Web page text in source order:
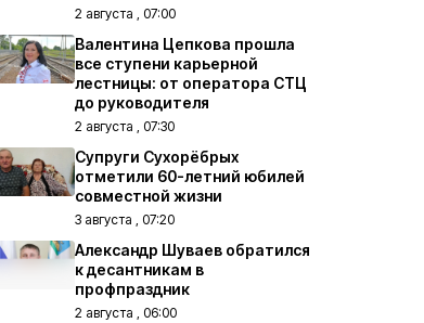
2 августа , 07:00
Валентина Цепкова прошла
все ступени карьерной
лестницы: от оператора СТЦ
до руководителя
2 августа , 07:30
Супруги Сухорёбрых
отметили 60-летний юбилей
совместной жизни
3 августа , 07:20
Александр Шуваев обратился
к десантникам в
профпраздник
2 августа , 06:00